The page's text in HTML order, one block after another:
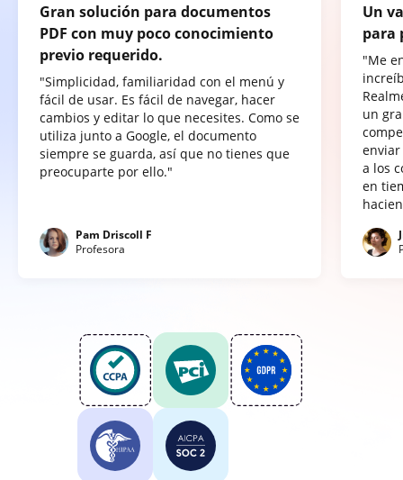
Gran solución para documentos
PDF con muy poco conocimiento
previo requerido.
"Simplicidad, familiaridad con el menú y
fácil de usar. Es fácil de navegar, hacer
cambios y editar lo que necesites. Como se
utiliza junto a Google, el documento
siempre se guarda, así que no tienes que
preocuparte por ello."
Pam Driscoll F
Profesora
Un
para
"Me
un
a los
en